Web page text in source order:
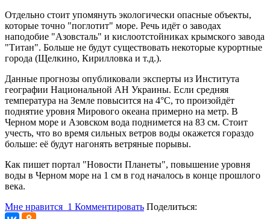
Отдельно стоит упомянуть экологически опасные объекты,
которые точно "поглотит" море. Речь идёт о заводах
наподобие "Азовсталь" и кислоотстойниках крымского завода
"Титан". Больше не будут существовать некоторые курортные
города (Щелкино, Кирилловка и т.д.).
Данные прогнозы опубликовали эксперты из Института
географии Национальной АН Украины. Если средняя
температура на Земле повысится на 4°С, то произойдёт
поднятие уровня Мирового океана примерно на метр. В
Черном море и Азовском вода поднимется на 83 см. Стоит
учесть, что во время сильных ветров воды окажется гораздо
больше: её будут нагонять ветряные порывы.
Как пишет портал "Новости Планеты", повышение уровня
воды в Черном море на 1 см в год началось в конце прошлого
века.
Мне нравится 1 Комментировать Поделиться: